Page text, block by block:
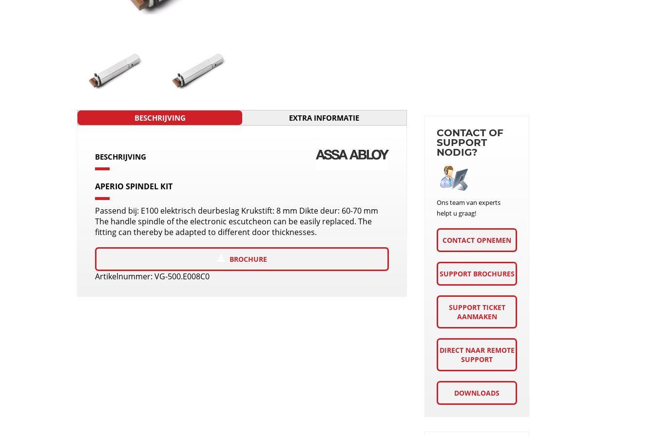
BESCHRIJVING EXTRA INFORMATIE
BESCHRIJVING
APERIO SPINDEL KIT
Passend bij: E100 elektrisch deurbeslag Krukstift: 8 mm Dikte deur: 60-70 mm
The handle spindle of the electronic escutcheon can be easily replaced. The
fitting can thereby be adapted to different door thicknesses.
BROCHURE
Artikelnummer: VG-500.E008C0
CONTACT OF
SUPPORT
NODIG?
Ons team van experts
helpt u graag!
CONTACT OPNEMEN
SUPPORT BROCHURES
SUPPORT TICKET
AANMAKEN
DIRECT NAAR REMOTE
SUPPORT
DOWNLOADS